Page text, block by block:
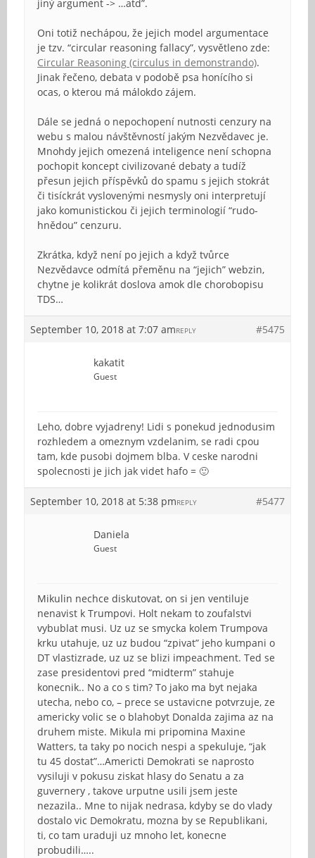
jiný argument -> …atd”.
Oni totiž nechápou, že jejich model argumentace
je tzv. “circular reasoning fallacy”, vysvětleno zde:
Circular Reasoning (circulus in demonstrando).
Jinak řečeno, debata v podobě psa honícího si
ocas, o kterou má málokdo zájem.
Dále se jedná o nepochopení nutnosti cenzury na
webu s malou návštěvností jakým Nezvědavec je.
Mnohdy jejich omezená inteligence není schopna
pochopit koncept civilizované debaty a tudíž
přesun jejich příspěvků do spamu s jejich stokrát
či tisíckrát vyslovenými nesmysly oni interpretují
jako komunistickou či jejich terminologií “rudo-
hnědou” cenzuru.
Zkrátka, když není po jejich a když tvůrce
Nezvědavce odmítá přeměnu na “jejich” webzin,
chytne je kolikrát doslova amok dle chorobopisu
TDS…
September 10, 2018 at 7:07 am #5475
REPLY
kakatit
Guest
Leho, dobre vyjadreny! Lidi s ponekud jednodusim
rozhledem a omeznym vzdelanim, se radi cpou
tam, kde pusobi dojmem blba. V ceske narodni
spolecnosti je jich jak videt hafo = 🙂
September 10, 2018 at 5:38 pm #5477
REPLY
Daniela
Guest
Mikulin nechce diskutovat, on si jen ventiluje
nenavist k Trumpovi. Holt nekam to zoufalstvi
vybublat musi. Uz uz se smycka kolem Trumpova
krku utahuje, uz uz budou “zpivat” jeho kumpani o
DT vlastizrade, uz uz se blizi impeachment. Ted se
zase presidentovi pred “midterm” stahuje
konecnik.. No a co s tim? To jako ma byt nejaka
utecha, nebo co, – prece se ustavicne potvrzuje, ze
americky volic se o blahobyt Donalda zajima az na
druhem miste. Mikula mi pripomina Maxine
Watters, ta taky po nocich nespi a spekuluje, “jak
tu 45 dostat”…Americti Demokrati se naprosto
vysiluji v pokusu ziskat hlasy do Senatu a za
guvernery , takove urputne usili jsem jeste
nezazila.. Mne to nijak nedrasa, kdyby se do vlady
dostalo vic Demokratu, mozna by se Republikani,
ti, co tam uraduji uz mnoho let, konecne
probudili…..